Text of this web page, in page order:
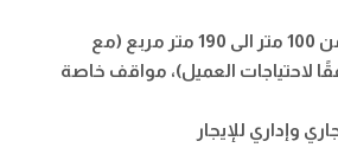
من 100 متر الى 190 متر مربع (مع
لاحتياجات العميل)، مواقف خاصة
وإداري للإيجار